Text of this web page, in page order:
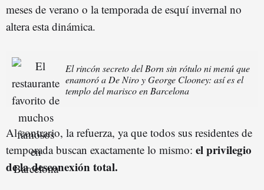
meses de verano o la temporada de esquí invernal no
altera esta dinámica.
El rincón secreto del Born sin rótulo ni menú que
enamoró a De Niro y George Clooney: así es el
templo del marisco en Barcelona
Al contrario, la refuerza, ya que todos sus residentes de
temporada buscan exactamente lo mismo: el privilegio
de la desconexión total.